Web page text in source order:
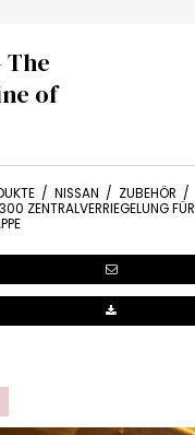
of
/ NISSAN / ZUBEHÖR /
ZENTRALVERRIEGELUNG FÜR